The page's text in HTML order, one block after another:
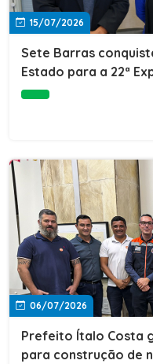
15/07/2026
Sete Barras
Estado para a 22ª
06/07/2026
Prefeito Ítalo Costa
para construção de